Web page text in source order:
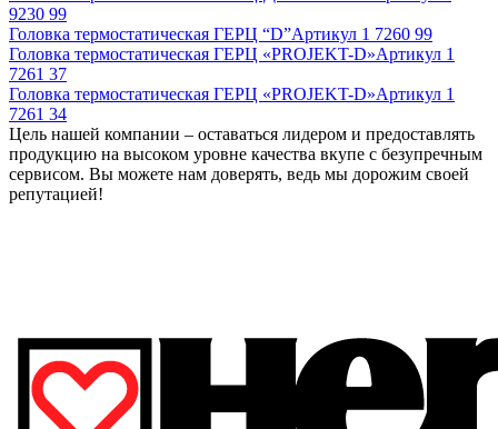
9230 99
Головка термостатическая ГЕРЦ “D”Артикул 1 7260 99
Головка термостатическая ГЕРЦ «PROJEKT-D»Артикул 1
7261 37
Головка термостатическая ГЕРЦ «PROJEKT-D»Артикул 1
7261 34
Цель нашей компании – оставаться лидером и предоставлять
продукцию на высоком уровне качества вкупе с безупречным
сервисом. Вы можете нам доверять, ведь мы дорожим своей
репутацией!